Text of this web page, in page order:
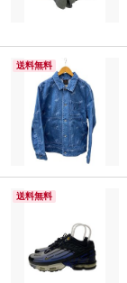
送料無料
送料無料